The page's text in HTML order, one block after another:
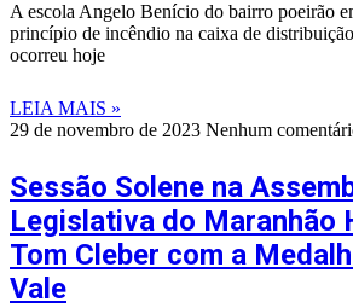
A escola Angelo Benício do bairro poeirão
princípio de incêndio na caixa de
ocorreu hoje
LEIA MAIS »
29 de novembro de 2023 Nenhum
Sessão Solene na
Legislativa do Maranhão
Tom Cleber com a
Vale